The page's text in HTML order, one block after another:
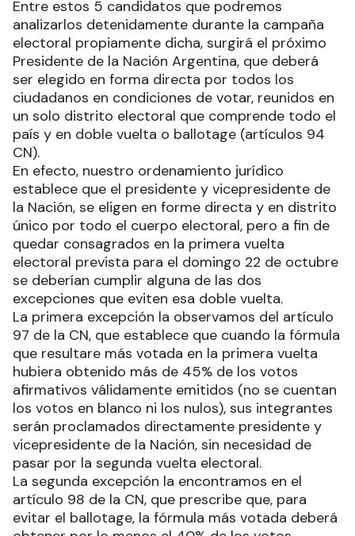
Entre estos 5 candidatos que podremos
analizarlos detenidamente durante la campaña
electoral propiamente dicha, surgirá el próximo
Presidente de la Nación Argentina, que deberá
ser elegido en forma directa por todos los
ciudadanos en condiciones de votar, reunidos en
un solo distrito electoral que comprende todo el
país y en doble vuelta o ballotage (artículos 94
CN).
En efecto, nuestro ordenamiento jurídico
establece que el presidente y vicepresidente de
la Nación, se eligen en forme directa y en distrito
único por todo el cuerpo electoral, pero a fin de
quedar consagrados en la primera vuelta
electoral prevista para el domingo 22 de octubre
se deberían cumplir alguna de las dos
excepciones que eviten esa doble vuelta.
La primera excepción la observamos del artículo
97 de la CN, que establece que cuando la fórmula
que resultare más votada en la primera vuelta
hubiera obtenido más de 45% de los votos
afirmativos válidamente emitidos (no se cuentan
los votos en blanco ni los nulos), sus integrantes
serán proclamados directamente presidente y
vicepresidente de la Nación, sin necesidad de
pasar por la segunda vuelta electoral.
La segunda excepción la encontramos en el
artículo 98 de la CN, que prescribe que, para
evitar el ballotage, la fórmula más votada deberá